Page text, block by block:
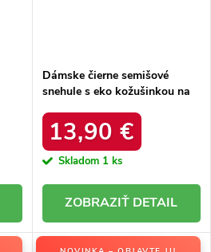
Dámske čierne semišové
snehule s eko kožušinkou na
BLACK
13,90 €
Skladom 1 ks
DETAIL